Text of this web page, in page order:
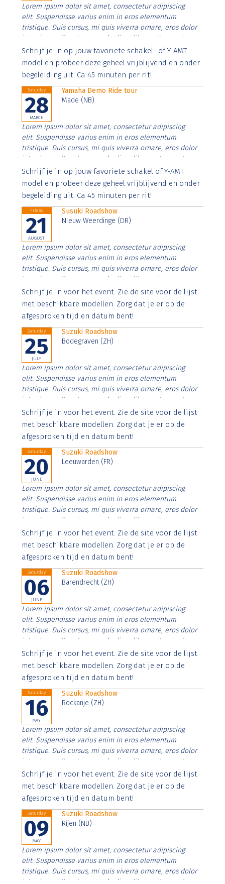
Lorem ipsum dolor sit amet, consectetur adipiscing
elit. Suspendisse varius enim in eros elementum
tristique. Duis cursus, mi quis viverra ornare, eros dolor
interdum nulla, ut commodo diam libero vitae erat.
Aenean faucibus nibh et justo cursus id rutrum lorem
imperdiet. Nunc ut sem vitae risus tristique posuere.
Schrijf je in op jouw favoriete schakel- of Y-AMT
model en probeer deze geheel vrijblijvend en onder
begeleiding uit. Ca 45 minuten per rit!
Saturday
28
MARCH
Yamaha Demo Ride tour
Made (NB)
Lorem ipsum dolor sit amet, consectetur adipiscing
elit. Suspendisse varius enim in eros elementum
tristique. Duis cursus, mi quis viverra ornare, eros dolor
interdum nulla, ut commodo diam libero vitae erat.
Aenean faucibus nibh et justo cursus id rutrum lorem
imperdiet. Nunc ut sem vitae risus tristique posuere.
Schrijf je in op jouw favoriete schakel of Y-AMT
model en probeer deze geheel vrijblijvend en onder
begeleiding uit. Ca 45 minuten per rit!
Friday
21
AUGUST
Susuki Roadshow
NIeuw Weerdinge (DR)
Lorem ipsum dolor sit amet, consectetur adipiscing
elit. Suspendisse varius enim in eros elementum
tristique. Duis cursus, mi quis viverra ornare, eros dolor
interdum nulla, ut commodo diam libero vitae erat.
Aenean faucibus nibh et justo cursus id rutrum lorem
imperdiet. Nunc ut sem vitae risus tristique posuere.
Schrijf je in voor het event. Zie de site voor de lijst
met beschikbare modellen. Zorg dat je er op de
afgesproken tijd en datum bent!
Saturday
25
JULY
Suzuki Roadshow
Bodegraven (ZH)
Lorem ipsum dolor sit amet, consectetur adipiscing
elit. Suspendisse varius enim in eros elementum
tristique. Duis cursus, mi quis viverra ornare, eros dolor
interdum nulla, ut commodo diam libero vitae erat.
Aenean faucibus nibh et justo cursus id rutrum lorem
imperdiet. Nunc ut sem vitae risus tristique posuere.
Schrijf je in voor het event. Zie de site voor de lijst
met beschikbare modellen. Zorg dat je er op de
afgesproken tijd en datum bent!
Saturday
20
JUNE
Suzuki Roadshow
Leeuwarden (FR)
Lorem ipsum dolor sit amet, consectetur adipiscing
elit. Suspendisse varius enim in eros elementum
tristique. Duis cursus, mi quis viverra ornare, eros dolor
interdum nulla, ut commodo diam libero vitae erat.
Aenean faucibus nibh et justo cursus id rutrum lorem
imperdiet. Nunc ut sem vitae risus tristique posuere.
Schrijf je in voor het event. Zie de site voor de lijst
met beschikbare modellen. Zorg dat je er op de
afgesproken tijd en datum bent!
Saturday
06
JUNE
Suzuki Roadshow
Barendrecht (ZH)
Lorem ipsum dolor sit amet, consectetur adipiscing
elit. Suspendisse varius enim in eros elementum
tristique. Duis cursus, mi quis viverra ornare, eros dolor
interdum nulla, ut commodo diam libero vitae erat.
Aenean faucibus nibh et justo cursus id rutrum lorem
imperdiet. Nunc ut sem vitae risus tristique posuere.
Schrijf je in voor het event. Zie de site voor de lijst
met beschikbare modellen. Zorg dat je er op de
afgesproken tijd en datum bent!
Saturday
16
MAY
Suzuki Roadshow
Rockanje (ZH)
Lorem ipsum dolor sit amet, consectetur adipiscing
elit. Suspendisse varius enim in eros elementum
tristique. Duis cursus, mi quis viverra ornare, eros dolor
interdum nulla, ut commodo diam libero vitae erat.
Aenean faucibus nibh et justo cursus id rutrum lorem
imperdiet. Nunc ut sem vitae risus tristique posuere.
Schrijf je in voor het event. Zie de site voor de lijst
met beschikbare modellen. Zorg dat je er op de
afgesproken tijd en datum bent!
Saturday
09
MAY
Suzuki Roadshow
Rijen (NB)
Lorem ipsum dolor sit amet, consectetur adipiscing
elit. Suspendisse varius enim in eros elementum
tristique. Duis cursus, mi quis viverra ornare, eros dolor
interdum nulla, ut commodo diam libero vitae erat.